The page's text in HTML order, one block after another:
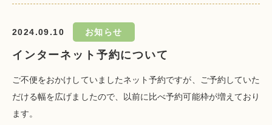
2024.09.10 お知らせ
インターネット予約について
ご不便をおかけしていましたネット予約ですが、ご予約していた
だける幅を広げましたので、以前に比べ予約可能枠が増えており
ます。